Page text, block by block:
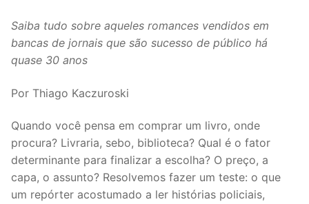
Saiba tudo sobre aqueles romances vendidos em
bancas de jornais que são sucesso de público há
quase 30 anos
Por Thiago Kaczuroski
Quando você pensa em comprar um livro, onde
procura? Livraria, sebo, biblioteca? Qual é o fator
determinante para finalizar a escolha? O preço, a
capa, o assunto? Resolvemos fazer um teste: o que
um repórter acostumado a ler histórias policiais,